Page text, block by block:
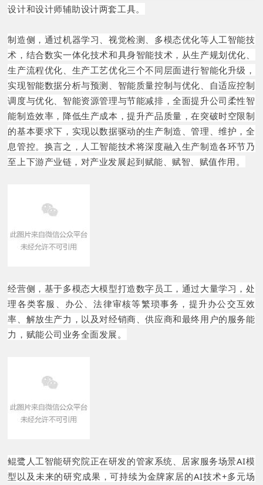
设计和设计师辅助设计两套工具。
制造侧，通过机器学习、视觉检测、多模态优化等人工智能技
术，结合数实一体化技术和具身智能技术，从生产规划优化、
生产流程优化、生产工艺优化三个不同层面进行智能化升级，
实现智能数据分析与预测、智能质量控制与优化、自适应控制
调度与优化、智能资源管理与节能减排，全面提升公司柔性智
能制造效率，降低生产成本，提升产品质量，在突破时空限制
的基本要求下，实现以数据驱动的生产制造、管理、维护，全
息管控。换言之，人工智能技术将深度融入生产制造各环节乃
至上下游产业链，对产业发展起到赋能、赋智、赋值作用。
经营侧，基于多模态大模型打造数字员工，通过大量学习，处
理各类客服、办公、法律审核等繁琐事务，提升办公交互效
率、解放生产力，以及对经销商、供应商和最终用户的服务能
力，赋能公司业务全面发展。
鲲鹭人工智能研究院正在研发的管家系统、居家服务场景AI模
型以及未来的研究成果，可持续为金牌家居的AI技术+多元场